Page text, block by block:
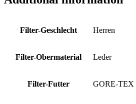
Filter-Geschlecht Herren
Filter-Obermaterial Leder
Filter-Futter GORE-TEX